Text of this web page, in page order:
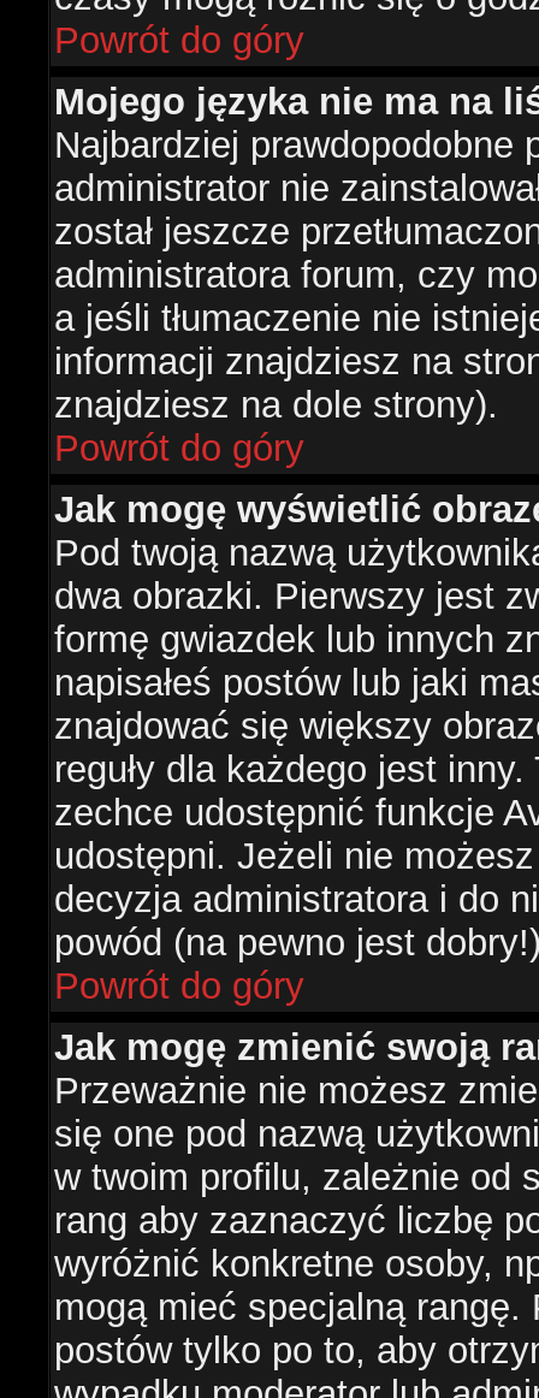
Powrót do góry
Mojego języka nie ma na
Najbardziej prawdopodobne
administrator nie
został jeszcze
administratora forum, czy
a jeśli tłumaczenie nie
informacji znajdziesz na
znajdziesz na dole strony).
Powrót do góry
Jak mogę wyświetlić
Pod twoją nazwą
dwa obrazki. Pierwszy jest
formę gwiazdek lub innych
napisałeś postów lub jaki
znajdować się większy
reguły dla każdego jest
zechce udostępnić funkcje
udostępni. Jeżeli nie
decyzja administratora i do
powód (na pewno jest
Powrót do góry
Jak mogę zmienić swoją
Przeważnie nie możesz
się one pod nazwą
w twoim profilu, zależnie od
rang aby zaznaczyć liczbę
wyróżnić konkretne osoby,
mogą mieć specjalną
postów tylko po to, aby